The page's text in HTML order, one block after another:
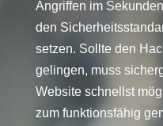
Angriffen im
den
setzen. Sollte den
gelingen, muss
Website schnellst
zum funktionsfähig